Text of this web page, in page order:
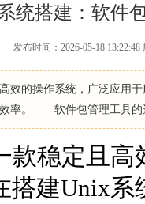
统搭建：软件
发布时间：2026-05-18
的操作系统，广泛应用于
效率。 软件包管理工具的
稳定且高
搭建Unix